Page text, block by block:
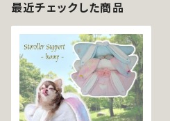
最近チェックした商品